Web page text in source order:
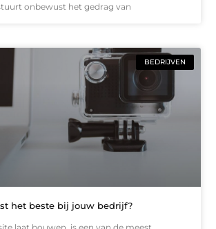
onbewust het gedrag van
BEDRIJVEN
het beste bij jouw bedrijf?